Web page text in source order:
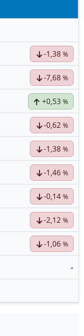
-1,38 %
-7,68 %
+0,53 %
-0,62 %
-1,38 %
-1,46 %
-0,14 %
-2,12 %
-1,06 %
-